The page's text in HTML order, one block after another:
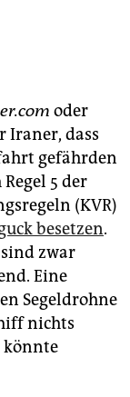
oder
Iraner, dass
gefährden
5 der
(KVR)
besetzen.
zwar
Eine
Segeldrohne
nichts
könnte